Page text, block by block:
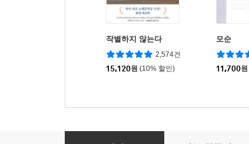
작별하지 않는다
2,574건
15,120원 (10% 할인)
모순
11,700원